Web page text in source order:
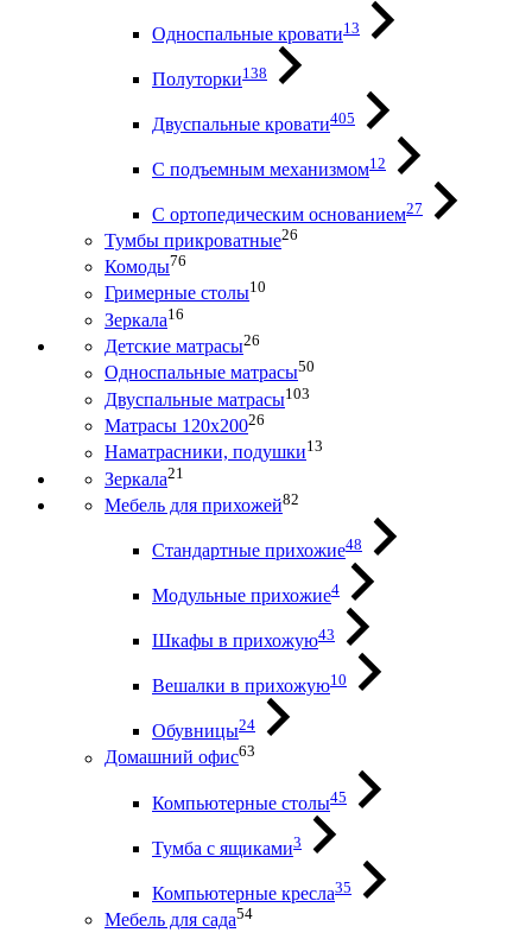
Односпальные кровати13
Полуторки138
Двуспальные кровати405
С подъемным механизмом12
С ортопедическим основанием27
Тумбы прикроватные26
Комоды76
Гримерные столы10
Зеркала16
Детские матрасы26
Односпальные матрасы50
Двуспальные матрасы103
Матрасы 120х20026
Наматрасники, подушки13
Зеркала21
Мебель для прихожей82
Стандартные прихожие48
Модульные прихожие4
Шкафы в прихожую43
Вешалки в прихожую10
Обувницы24
Домашний офис63
Компьютерные столы45
Тумба с ящиками3
Компьютерные кресла35
Мебель для сада54